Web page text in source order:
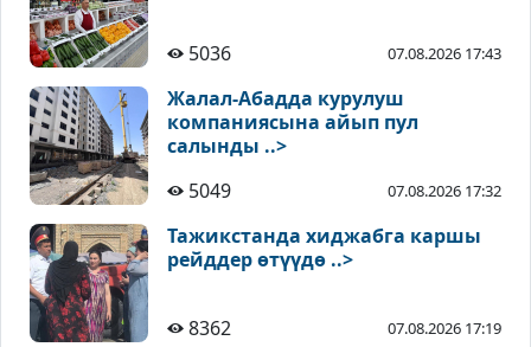
5036 07.08.2026 17:43
Жалал-Абадда курулуш
компаниясына айып пул
салынды ..>
5049
07.08.2026 17:32
Тажикстанда хиджабга каршы
рейддер өтүүдө ..>
8362 07.08.2026 17:19